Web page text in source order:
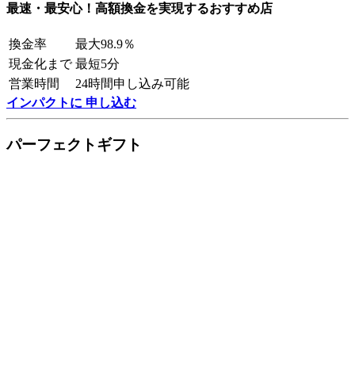
最速・最安心！高額換金を実現するおすすめ店
換金率
最大98.9％
現金化まで 最短5分
営業時間
24時間申し込み可能
インパクトに 申し込む
パーフェクトギフト